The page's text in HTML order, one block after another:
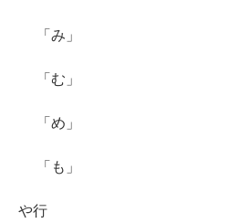
「み」
「む」
「め」
「も」
や行